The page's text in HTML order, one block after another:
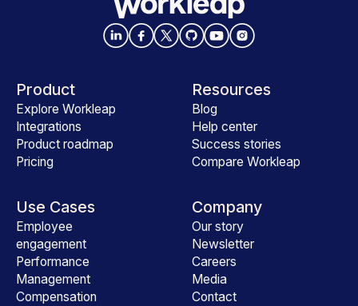
Product
Explore Workleap
Integrations
Product roadmap
Pricing
Use Cases
Employee
engagement
Performance
Management
Compensation
Resources
Blog
Help center
Success stories
Compare Workleap
Company
Our story
Newsletter
Careers
Media
Contact